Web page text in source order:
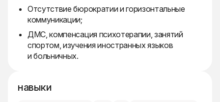
Отсутствие бюрократии и горизонтальные
коммуникации;
ДМС, компенсация психотерапии, занятий
спортом, изучения иностранных языков
и больничных.
навыки